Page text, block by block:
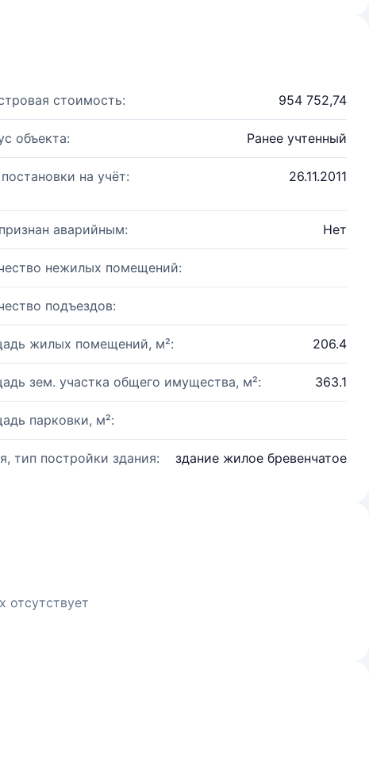
стоимость: 954 752,74
объекта: Ранее учтенный
на учёт: 26.11.2011
аварийным: Нет
нежилых помещений:
подъездов:
жилых помещений, м²: 206.4
зем. участка общего имущества, м²: 363.1
парковки, м²:
тип постройки здания: здание жилое бревенчатое
отсутствует